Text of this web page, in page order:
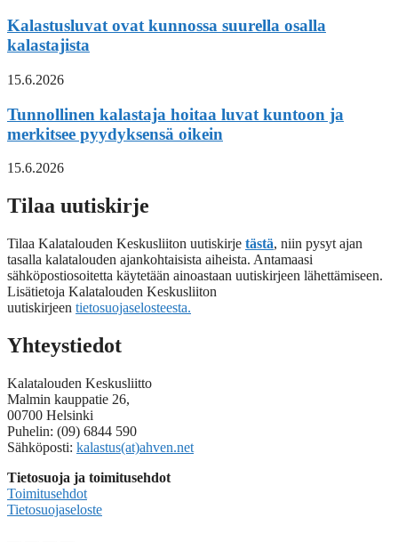
Kalastusluvat ovat kunnossa suurella osalla
kalastajista
15.6.2026
Tunnollinen kalastaja hoitaa luvat kuntoon ja
merkitsee pyydyksensä oikein
15.6.2026
Tilaa uutiskirje
Tilaa Kalatalouden Keskusliiton uutiskirje tästä, niin pysyt ajan
tasalla kalatalouden ajankohtaisista aiheista. Antamaasi
sähköpostiosoitetta käytetään ainoastaan uutiskirjeen lähettämiseen.
Lisätietoja Kalatalouden Keskusliiton
uutiskirjeen tietosuojaselosteesta.
Yhteystiedot
Kalatalouden Keskusliitto
Malmin kauppatie 26,
00700 Helsinki
Puhelin: (09) 6844 590
Sähköposti: kalastus(at)ahven.net
Tietosuoja ja toimitusehdot
Toimitusehdot
Tietosuojaseloste